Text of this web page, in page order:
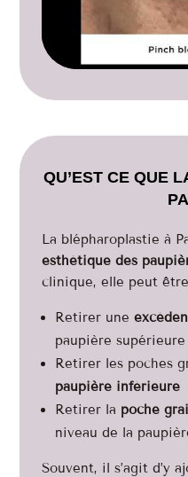
QU’EST CE QUE
La blépharoplastie à
esthétique des
clinique, elle peut
Retirer une
paupière
Retirer les poches
paupière inférieure
Retirer la poche
niveau de la
Souvent, il s’agit d’y